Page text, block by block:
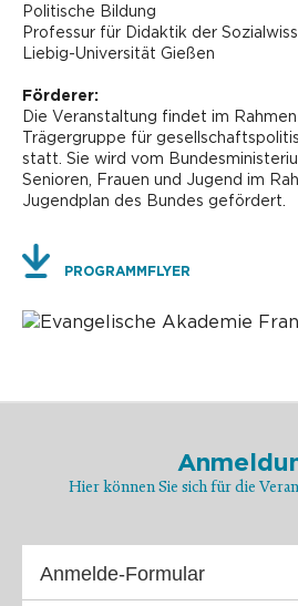
Politische Bildung
Professur für Didaktik der
Liebig-Universität Gießen
Förderer:
Die Veranstaltung findet im
Trägergruppe für
statt. Sie wird vom
Senioren, Frauen und Jugend im
Jugendplan des Bundes gefördert.
PROGRAMMFLYER
Hier können Sie sich für die